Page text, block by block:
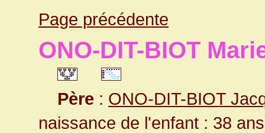
Page précédente
ONO-DIT-BIOT
Père : ONO-DIT-BIOT
naissance de l'enfant : 38